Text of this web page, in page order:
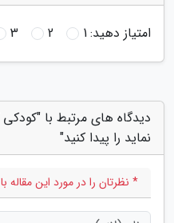
امتیاز دهید:1
2
3
دیدگاه های مرتبط با
نماید را پیدا کنید"
* نظرتان را در مورد این مقاله